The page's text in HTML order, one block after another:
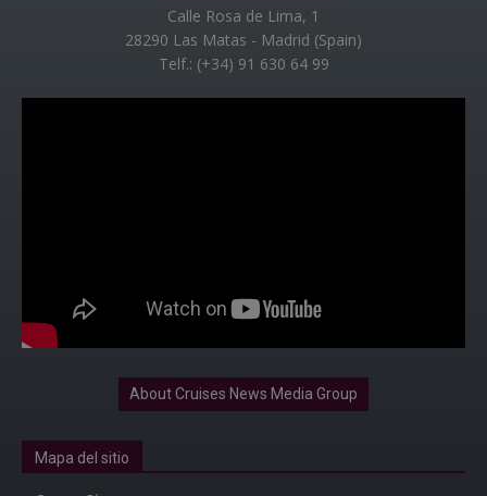
Calle Rosa de Lima, 1
28290 Las Matas - Madrid (Spain)
Telf.: (+34) 91 630 64 99
About Cruises News Media Group
Mapa del sitio